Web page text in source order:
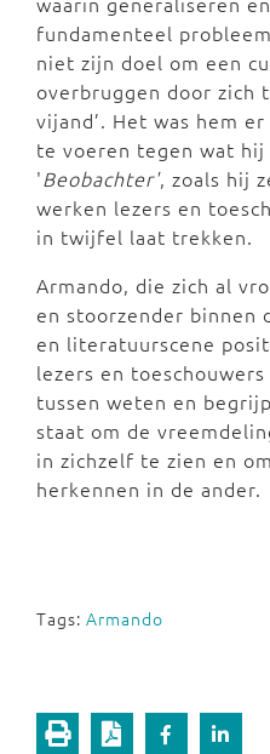
fundamenteel
niet zijn doel om een
overbruggen door zich
vijand’. Het was hem
te voeren tegen wat hij
'Beobachter', zoals hij
werken lezers en
in twijfel laat trekken.
Armando, die zich al
en stoorzender binnen
en literatuurscene
lezers en
tussen weten en
staat om de
in zichzelf te zien en
herkennen in de ander.
Tags: Armando